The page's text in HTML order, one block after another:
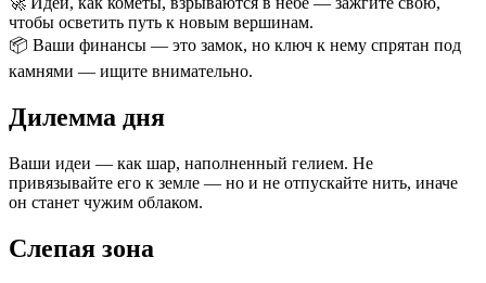
чтобы осветить путь к новым вершинам.
📦 Ваши финансы — это замок, но ключ к нему спрятан под
камнями — ищите внимательно.
Дилемма дня
Ваши идеи — как шар, наполненный гелием. Не
привязывайте его к земле — но и не отпускайте нить, иначе
он станет чужим облаком.
Слепая зона